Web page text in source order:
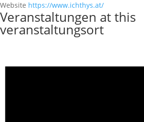
Website https://www.ichthys.at/
Veranstaltungen at this
veranstaltungsort